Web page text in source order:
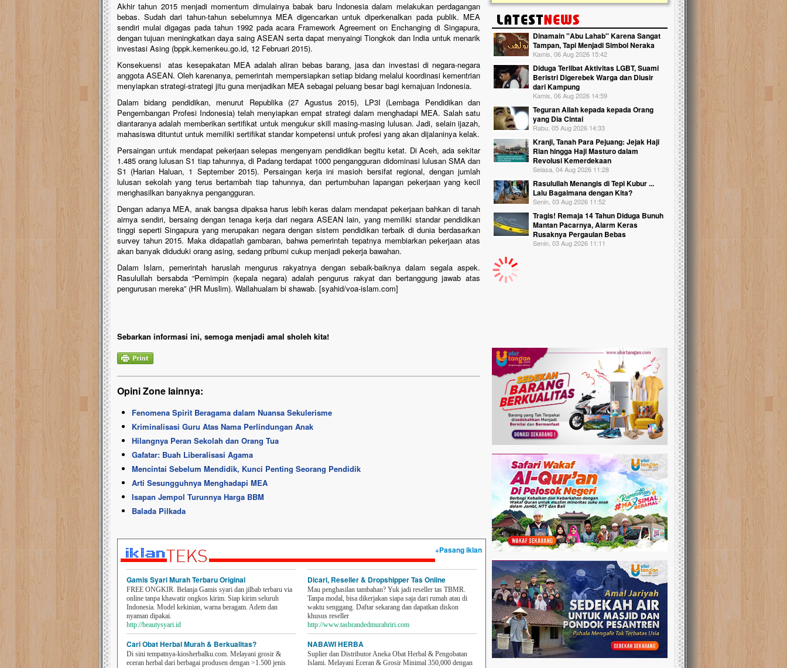
Akhir tahun 2015 menjadi momentum dimulainya babak baru Indonesia dalam melakukan perdagangan
bebas. Sudah dari tahun-tahun sebelumnya MEA digencarkan untuk diperkenalkan pada publik. MEA
sendiri mulai digagas pada tahun 1992 pada acara Framework Agreement on Enchanging di Singapura,
dengan tujuan meningkatkan daya saing ASEAN serta dapat menyaingi Tiongkok dan India untuk menarik
investasi Asing (bppk.kemenkeu.go.id, 12 Februari 2015).
Konsekuensi atas kesepakatan MEA adalah aliran bebas barang, jasa dan investasi di negara-negara
anggota ASEAN. Oleh karenanya, pemerintah mempersiapkan setiap bidang melalui koordinasi kementrian
menyiapkan strategi-strategi jitu guna menjadikan MEA sebagai peluang besar bagi kemajuan Indonesia.
Dalam bidang pendidikan, menurut Republika (27 Agustus 2015), LP3I (Lembaga Pendidikan dan
Pengembangan Profesi Indonesia) telah menyiapkan empat strategi dalam menghadapi MEA. Salah satu
diantaranya adalah memberikan sertifikat untuk mengukur skill masing-masing lulusan. Jadi, selain ijazah,
mahasiswa dituntut untuk memiliki sertifikat standar kompetensi untuk profesi yang akan dijalaninya kelak.
Persaingan untuk mendapat pekerjaan selepas mengenyam pendidikan begitu ketat. Di Aceh, ada sekitar
1.485 orang lulusan S1 tiap tahunnya, di Padang terdapat 1000 pengangguran didominasi lulusan SMA dan
S1 (Harian Haluan, 1 September 2015). Persaingan kerja ini masioh bersifat regional, dengan jumlah
lulusan sekolah yang terus bertambah tiap tahunnya, dan pertumbuhan lapangan pekerjaan yang kecil
menghasilkan banyaknya pengangguran.
Dengan adanya MEA, anak bangsa dipaksa harus lebih keras dalam mendapat pekerjaan bahkan di tanah
airnya sendiri, bersaing dengan tenaga kerja dari negara ASEAN lain, yang memiliki standar pendidikan
tinggi seperti Singapura yang merupakan negara dengan sistem pendidikan terbaik di dunia berdasarkan
survey tahun 2015. Maka didapatlah gambaran, bahwa pemerintah tepatnya membiarkan pekerjaan atas
akan banyak diduduki orang asing, sedang pribumi cukup menjadi pekerja bawahan.
Dalam Islam, pemerintah haruslah mengurus rakyatnya dengan sebaik-baiknya dalam segala aspek.
Rasulullah bersabda “Pemimpin (kepala negara) adalah pengurus rakyat dan bertanggung jawab atas
pengurusan mereka” (HR Muslim). Wallahualam bi shawab. [syahid/voa-islam.com]
Sebarkan informasi ini, semoga menjadi amal sholeh kita!
Opini Zone lainnya:
Fenomena Spirit Beragama dalam Nuansa Sekulerisme
Kriminalisasi Guru Atas Nama Perlindungan Anak
Hilangnya Peran Sekolah dan Orang Tua
Gafatar: Buah Liberalisasi Agama
Mencintai Sebelum Mendidik, Kunci Penting Seorang Pendidik
Arti Sesungguhnya Menghadapi MEA
Isapan Jempol Turunnya Harga BBM
Balada Pilkada
+Pasang iklan
Gamis Syari Murah Terbaru Original
FREE ONGKIR. Belanja Gamis syari dan jilbab terbaru via
online tanpa khawatir ongkos kirim. Siap kirim seluruh
Indonesia. Model kekinian, warna beragam. Adem dan
nyaman dipakai.
http://beautysyari.id
Cari Obat Herbal Murah & Berkualitas?
Di sini tempatnya-kiosherbalku.com. Melayani grosir &
eceran herbal dari berbagai produsen dengan >1.500 jenis
Dicari, Reseller & Dropshipper Tas Online
Mau penghasilan tambahan? Yuk jadi reseller tas TBMR.
Tanpa modal, bisa dikerjakan siapa saja dari rumah atau di
waktu senggang. Daftar sekarang dan dapatkan diskon
khusus reseller
http://www.tasbrandedmurahriri.com
NABAWI HERBA
Suplier dan Distributor Aneka Obat Herbal & Pengobatan
Islami. Melayani Eceran & Grosir Minimal 350,000 dengan
Dinamain ''Abu Lahab'' Karena Sangat
Tampan, Tapi Menjadi Simbol Neraka
Kamis, 06 Aug 2026 15:42
Diduga Terlibat Aktivitas LGBT, Suami
Beristri Digerebek Warga dan Diusir
dari Kampung
Kamis, 06 Aug 2026 14:59
Teguran Allah kepada kepada Orang
yang Dia Cintai
Rabu, 05 Aug 2026 14:33
Kranji, Tanah Para Pejuang: Jejak Haji
Rian hingga Haji Masturo dalam
Revolusi Kemerdekaan
Selasa, 04 Aug 2026 11:28
Rasulullah Menangis di Tepi Kubur ...
Lalu Bagaimana dengan Kita?
Senin, 03 Aug 2026 11:52
Tragis! Remaja 14 Tahun Diduga Bunuh
Mantan Pacarnya, Alarm Keras
Rusaknya Pergaulan Bebas
Senin, 03 Aug 2026 11:11